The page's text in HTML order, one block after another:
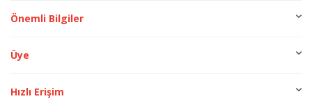
Önemli Bilgiler
Üye
Hızlı Erişim